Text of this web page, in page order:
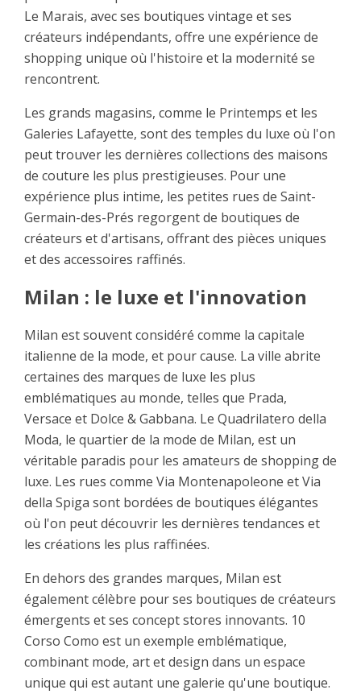
Le Marais, avec ses boutiques vintage et ses
créateurs indépendants, offre une expérience de
shopping unique où l'histoire et la modernité se
rencontrent.
Les grands magasins, comme le Printemps et les
Galeries Lafayette, sont des temples du luxe où l'on
peut trouver les dernières collections des maisons
de couture les plus prestigieuses. Pour une
expérience plus intime, les petites rues de Saint-
Germain-des-Prés regorgent de boutiques de
créateurs et d'artisans, offrant des pièces uniques
et des accessoires raffinés.
Milan : le luxe et l'innovation
Milan est souvent considéré comme la capitale
italienne de la mode, et pour cause. La ville abrite
certaines des marques de luxe les plus
emblématiques au monde, telles que Prada,
Versace et Dolce & Gabbana. Le Quadrilatero della
Moda, le quartier de la mode de Milan, est un
véritable paradis pour les amateurs de shopping de
luxe. Les rues comme Via Montenapoleone et Via
della Spiga sont bordées de boutiques élégantes
où l'on peut découvrir les dernières tendances et
les créations les plus raffinées.
En dehors des grandes marques, Milan est
également célèbre pour ses boutiques de créateurs
émergents et ses concept stores innovants. 10
Corso Como est un exemple emblématique,
combinant mode, art et design dans un espace
unique qui est autant une galerie qu'une boutique.